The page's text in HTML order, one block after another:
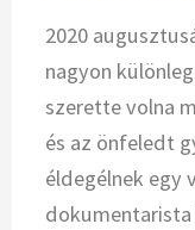
2020
nagyon
szerette volna
és az önfeledt
éldegélnek egy